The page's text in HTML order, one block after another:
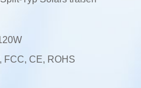
FCC, CE, ROHS